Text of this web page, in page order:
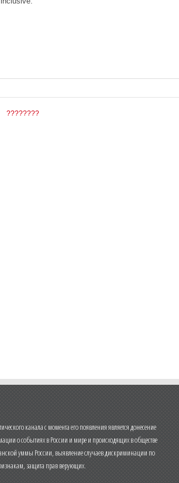
????????
канала с момента его появления является донесение
о событиях в России и мире и происходящих в обществе
уммы России, выявление случаев дискриминации по
защита прав верующих.